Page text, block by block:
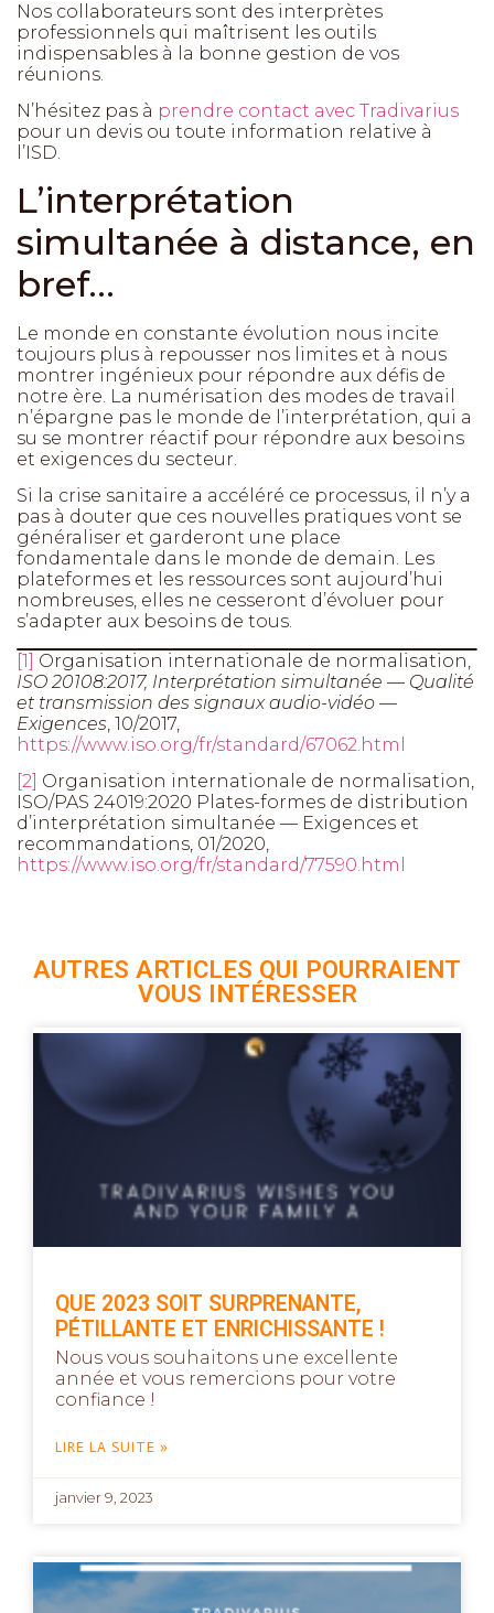
Nos collaborateurs sont des interprètes
professionnels qui maîtrisent les outils
indispensables à la bonne gestion de vos
réunions.
N’hésitez pas à prendre contact avec Tradivarius
pour un devis ou toute information relative à
l’ISD.
L’interprétation
simultanée à distance, en
bref…
Le monde en constante évolution nous incite
toujours plus à repousser nos limites et à nous
montrer ingénieux pour répondre aux défis de
notre ère. La numérisation des modes de travail
n’épargne pas le monde de l’interprétation, qui a
su se montrer réactif pour répondre aux besoins
et exigences du secteur.
Si la crise sanitaire a accéléré ce processus, il n’y a
pas à douter que ces nouvelles pratiques vont se
généraliser et garderont une place
fondamentale dans le monde de demain. Les
plateformes et les ressources sont aujourd’hui
nombreuses, elles ne cesseront d’évoluer pour
s’adapter aux besoins de tous.
[1] Organisation internationale de normalisation,
ISO 20108:2017, Interprétation simultanée — Qualité
et transmission des signaux audio-vidéo —
Exigences , 10/2017,
https://www.iso.org/fr/standard/67062.html
[2] Organisation internationale de normalisation,
ISO/PAS 24019:2020 Plates-formes de distribution
d’interprétation simultanée — Exigences et
recommandations, 01/2020,
https://www.iso.org/fr/standard/77590.html
AUTRES ARTICLES QUI POURRAIENT
VOUS INTÉRESSER
QUE 2023 SOIT SURPRENANTE,
PÉTILLANTE ET ENRICHISSANTE !
Nous vous souhaitons une excellente
année et vous remercions pour votre
confiance !
LIRE LA SUITE »
janvier 9, 2023